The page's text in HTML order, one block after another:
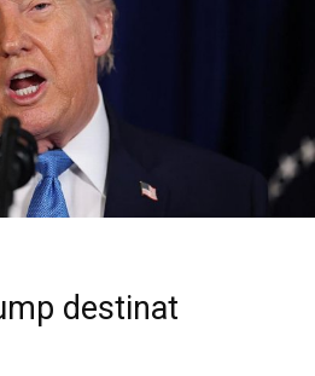
destinat